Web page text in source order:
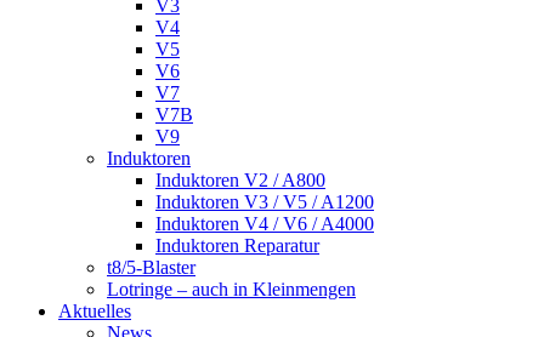
V3
V4
V5
V6
V7
V7B
V9
Induktoren
Induktoren V2 / A800
Induktoren V3 / V5 / A1200
Induktoren V4 / V6 / A4000
Induktoren Reparatur
t8/5-Blaster
Lotringe – auch in Kleinmengen
Aktuelles
News